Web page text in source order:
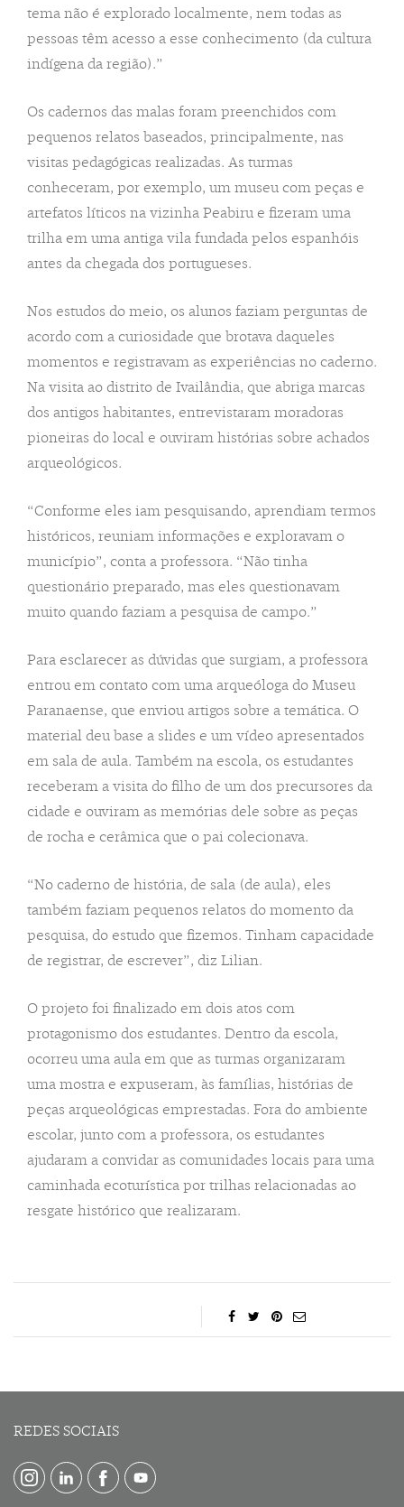
tema não é explorado localmente, nem todas as
pessoas têm acesso a esse conhecimento (da cultura
indígena da região).”
Os cadernos das malas foram preenchidos com
pequenos relatos baseados, principalmente, nas
visitas pedagógicas realizadas. As turmas
conheceram, por exemplo, um museu com peças e
artefatos líticos na vizinha Peabiru e fizeram uma
trilha em uma antiga vila fundada pelos espanhóis
antes da chegada dos portugueses.
Nos estudos do meio, os alunos faziam perguntas de
acordo com a curiosidade que brotava daqueles
momentos e registravam as experiências no caderno.
Na visita ao distrito de Ivailândia, que abriga marcas
dos antigos habitantes, entrevistaram moradoras
pioneiras do local e ouviram histórias sobre achados
arqueológicos.
“Conforme eles iam pesquisando, aprendiam termos
históricos, reuniam informações e exploravam o
município”, conta a professora. “Não tinha
questionário preparado, mas eles questionavam
muito quando faziam a pesquisa de campo.”
Para esclarecer as dúvidas que surgiam, a professora
entrou em contato com uma arqueóloga do Museu
Paranaense, que enviou artigos sobre a temática. O
material deu base a slides e um vídeo apresentados
em sala de aula. Também na escola, os estudantes
receberam a visita do filho de um dos precursores da
cidade e ouviram as memórias dele sobre as peças
de rocha e cerâmica que o pai colecionava.
“No caderno de história, de sala (de aula), eles
também faziam pequenos relatos do momento da
pesquisa, do estudo que fizemos. Tinham capacidade
de registrar, de escrever”, diz Lilian.
O projeto foi finalizado em dois atos com
protagonismo dos estudantes. Dentro da escola,
ocorreu uma aula em que as turmas organizaram
uma mostra e expuseram, às famílias, histórias de
peças arqueológicas emprestadas. Fora do ambiente
escolar, junto com a professora, os estudantes
ajudaram a convidar as comunidades locais para uma
caminhada ecoturística por trilhas relacionadas ao
resgate histórico que realizaram.
REDES SOCIAIS